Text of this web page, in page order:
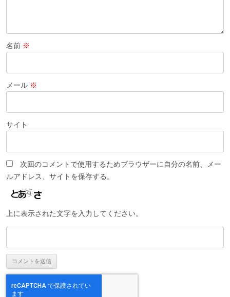
名前 ※
メール ※
サイト
次回のコメントで使用するためブラウザーに自分の名前、メー
ルアドレス、サイトを保存する。
上に表示された文字を入力してください。